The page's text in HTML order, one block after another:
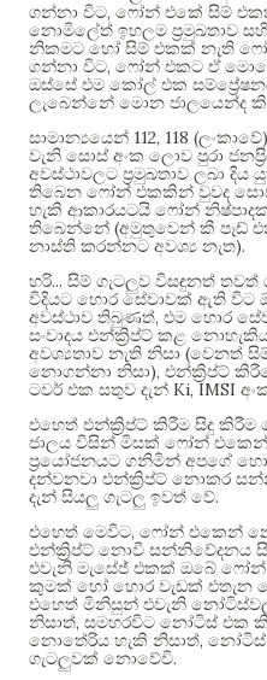
ගන්නා විට, ෆෝන් එකේ සිම්
නොමිලේත් ඉහලම ප්‍රමුඛතාව
නිකමට හෝ සිම් එකක් නැති
ගන්නා විට, ෆෝන් එකට ඒ
ඔස්සේ එම කෝල් එක
ලැබෙන්නේ මොන ජාලයෙන්ද
සාමාන්‍යයෙන් 112, 118 (ලංකාවේ
වැනි සොස් අංක ලොව පුරා
අවස්ථාවලට ප්‍රමුඛතාව ලබා දිය
තිබෙන ෆෝන් එකකින් වුවද
හැකි ආකාරයටයි ෆෝන්
තිබෙන්නේ (අමුතුවෙන් කී පෑඩ්
නාස්ති කරන්නට අවශ්‍ය නැත).
හරි... සිම් ගැටලුව විසඳුනත් තවත්
විදියට හොර සේවාවක් ඇති
අවස්ථාව තිබුණත්, එම හොර
සංවාදය එන්ක්‍රිප්ට් කළ
අවශ්‍යතාව නැති නිසා (වෙනත්
නොගන්නා නිසා), එන්ක්‍රිප්ට්
ටවර් එක සතුව දැන් Ki, IMSI
එහෙත් එන්ක්‍රිප්ට් කිරීම සිදු
ජාලය විසින් මිසක් ෆෝන්
ප්‍රයෝජනයට ගනිමින් අපගේ
දන්වනවා එන්ක්‍රිප්ට් නොකර
දැන් සියලු ගැටලු ඉවත් වේ.
එහෙත් මෙවිට, ෆෝන් එකෙන්
එන්ක්‍රිප්ට් නොවී සන්නිවේදනය
එවැනි මැසේජ් එකක් ඔබේ
කුමක් හෝ හොර වැඩක් එතැන
එහෙත් මිනිසුන් එවැනි
නිසාත්, සමහරවිට නෝටිස් එක
නොතේරිය හැකි නිසාත්, නෝටිස්
ගැටලුවක් නොවේවි.